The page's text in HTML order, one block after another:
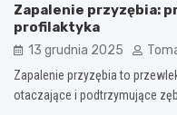
Zapalenie przyzębia:
profilaktyka
13 grudnia 2025
Zapalenie przyzębia to
otaczające i podtrzymujące